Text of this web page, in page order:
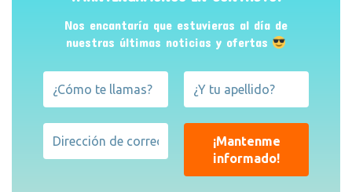
Nos encantaría que estuvieras al día de
nuestras últimas noticias y ofertas